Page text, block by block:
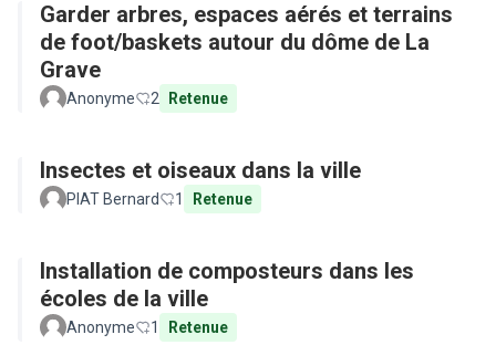
Garder arbres, espaces aérés et terrains
de foot/baskets autour du dôme de La
Grave
Anonyme 2 Retenue
Insectes et oiseaux dans la ville
PIAT Bernard 1 Retenue
Installation de composteurs dans les
écoles de la ville
Anonyme 1 Retenue